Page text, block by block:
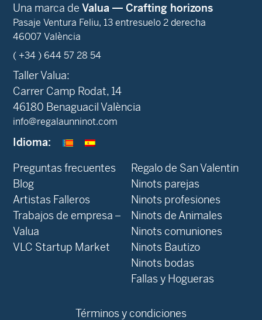
Una marca de Valua — Crafting horizons
Pasaje Ventura Feliu, 13 entresuelo 2 derecha
46007 València
( +34 ) 644 57 28 54
Taller Valua:
Carrer Camp Rodat, 14
46180 Benaguacil València
info@regalaunninot.com
Idioma:
Preguntas frecuentes
Blog
Artistas Falleros
Trabajos de empresa –
Valua
VLC Startup Market
Regalo de San Valentin
Ninots parejas
Ninots profesiones
Ninots de Animales
Ninots comuniones
Ninots Bautizo
Ninots bodas
Fallas y Hogueras
Términos y condiciones